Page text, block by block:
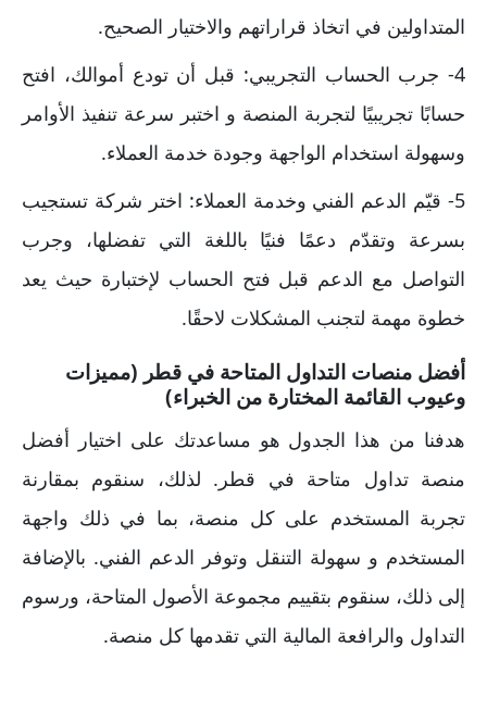
المتداولين في اتخاذ قراراتهم والاختيار الصحيح.
4- جرب الحساب التجريبي: قبل أن تودع أموالك، افتح
حسابًا تجريبيًا لتجربة المنصة و اختبر سرعة تنفيذ الأوامر
وسهولة استخدام الواجهة وجودة خدمة العملاء.
5- قيّم الدعم الفني وخدمة العملاء: اختر شركة تستجيب
بسرعة وتقدّم دعمًا فنيًا باللغة التي تفضلها، وجرب
التواصل مع الدعم قبل فتح الحساب لإختبارة حيث يعد
خطوة مهمة لتجنب المشكلات لاحقًا.
أفضل منصات التداول المتاحة في قطر (مميزات
وعيوب القائمة المختارة من الخبراء)
هدفنا من هذا الجدول هو مساعدتك على اختيار أفضل
منصة تداول متاحة في قطر. لذلك، سنقوم بمقارنة
تجربة المستخدم على كل منصة، بما في ذلك واجهة
المستخدم و سهولة التنقل وتوفر الدعم الفني. بالإضافة
إلى ذلك، سنقوم بتقييم مجموعة الأصول المتاحة، ورسوم
التداول والرافعة المالية التي تقدمها كل منصة.